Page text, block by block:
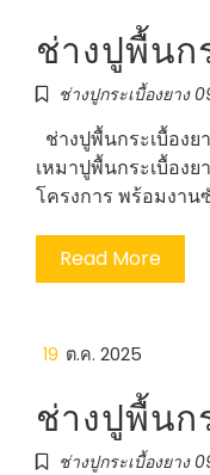
ช่างปูพื้นก
ช่างปูกระเบื้องยาง
ช่างปูพื้นกระเบื้อง
เหมาปูพื้นกระเบื้อง
โครงการ พร้อมงา
Read More
19 ต.ค. 2025
ช่างปูพื้นก
ช่างปูกระเบื้องยาง